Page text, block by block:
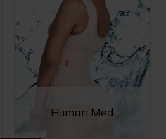
Human Med